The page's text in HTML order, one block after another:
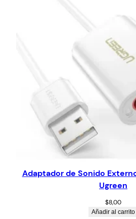
Adaptador de Sonido
Ugreen
$8,00
Añadir al carrito